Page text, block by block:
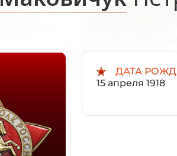
ДАТА
15 апреля 1918